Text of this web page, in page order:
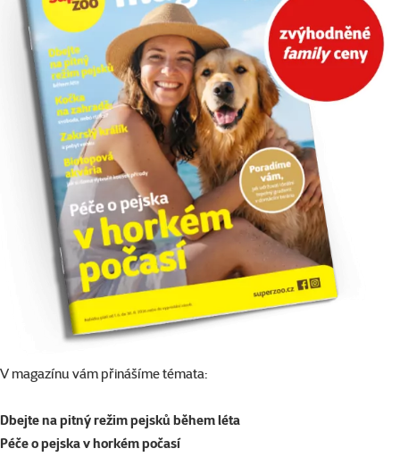
V magazínu vám přinášíme témata:
Dbejte na pitný režim pejsků během léta
Péče o pejska v horkém počasí